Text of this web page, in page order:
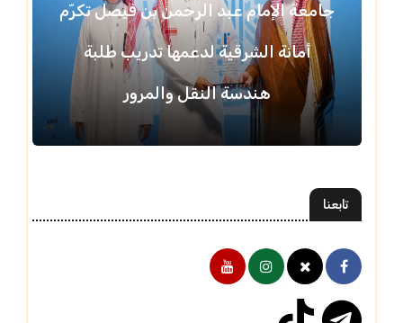
جامعة الإمام عبد الرحمن بن فيصل تكرّم
أمانة الشرقية لدعمها تدريب طلبة
هندسة النقل والمرور
تابعنا